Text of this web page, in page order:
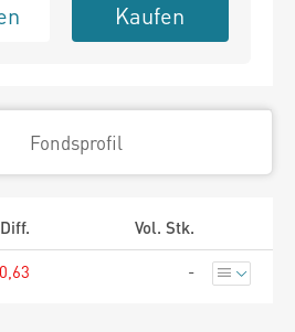
Kaufen
Fondsprofil
Diff.
Vol. Stk.
-